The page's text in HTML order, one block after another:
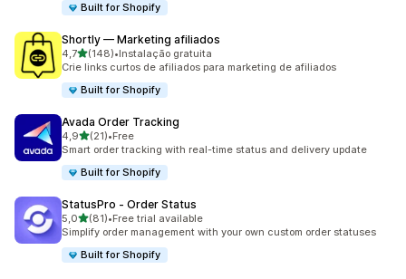
Built for Shopify
Shortly — Marketing afiliados
4,7de 5 estrelas
(148)
148 total de avaliações
•Instalação gratuita
Crie links curtos de afiliados para marketing de afiliados
Built for Shopify
Avada Order Tracking
4,9de 5 estrelas
(21)
21 total de avaliações
•Free
Smart order tracking with real-time status and delivery update
Built for Shopify
StatusPro ‑ Order Status
5,0de 5 estrelas
(81)
81 total de avaliações
•Free trial available
Simplify order management with your own custom order statuses
Built for Shopify